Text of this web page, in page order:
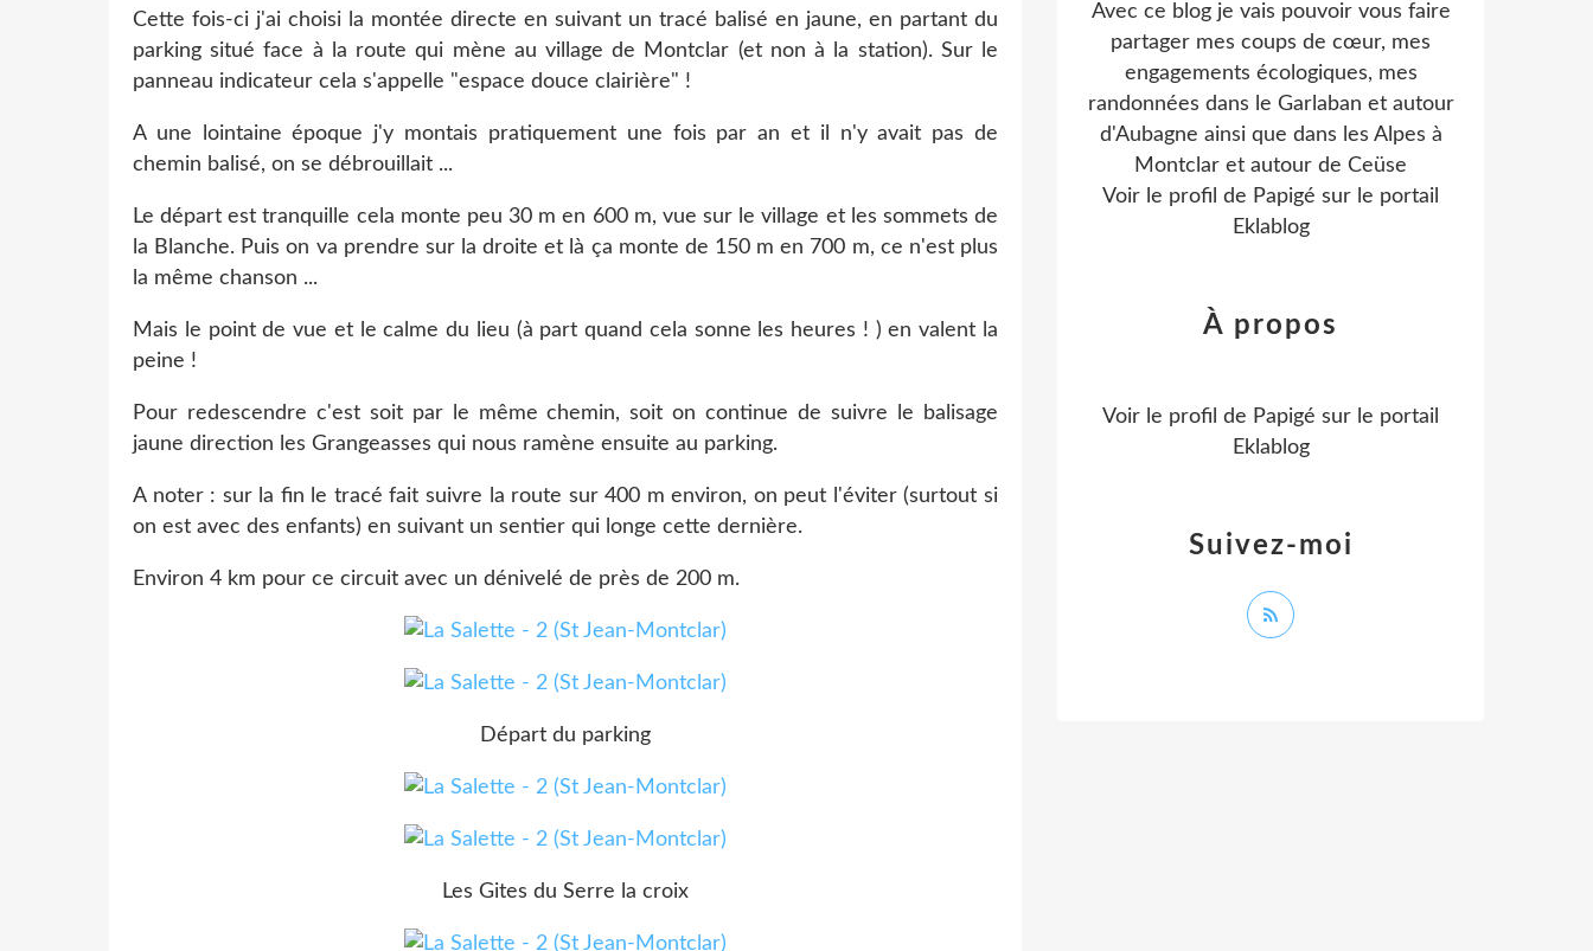
Cette fois-ci j'ai choisi la montée directe en suivant un tracé balisé en jaune, en partant du
parking situé face à la route qui mène au village de Montclar (et non à la station). Sur le
panneau indicateur cela s'appelle "espace douce clairière" !
A une lointaine époque j'y montais pratiquement une fois par an et il n'y avait pas de
chemin balisé, on se débrouillait ...
Le départ est tranquille cela monte peu 30 m en 600 m, vue sur le village et les sommets de
la Blanche. Puis on va prendre sur la droite et là ça monte de 150 m en 700 m, ce n'est plus
la même chanson ...
Mais le point de vue et le calme du lieu (à part quand cela sonne les heures ! ) en valent la
peine !
Pour redescendre c'est soit par le même chemin, soit on continue de suivre le balisage
jaune direction les Grangeasses qui nous ramène ensuite au parking.
A noter : sur la fin le tracé fait suivre la route sur 400 m environ, on peut l'éviter (surtout si
on est avec des enfants) en suivant un sentier qui longe cette dernière.
Environ 4 km pour ce circuit avec un dénivelé de près de 200 m.
Départ du parking
Les Gites du Serre la croix
Avec ce blog je vais pouvoir vous faire
partager mes coups de cœur, mes
engagements écologiques, mes
randonnées dans le Garlaban et autour
d'Aubagne ainsi que dans les Alpes à
Montclar et autour de Ceüse
Voir le profil de Papigé sur le portail
Eklablog
Suivez-moi
À propos
Voir le profil de Papigé sur le portail
Eklablog